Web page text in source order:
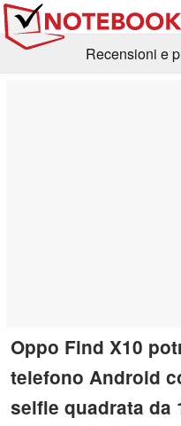
Recensioni e
Oppo Find X10
telefono Android
selfie quadrata da